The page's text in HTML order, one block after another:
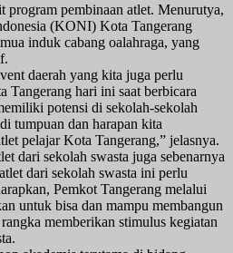
program pembinaan atlet. Menurutya,
(KONI) Kota Tangerang
induk cabang oalahraga, yang
daerah yang kita juga perlu
Tangerang hari ini saat berbicara
potensi di sekolah-sekolah
tumpuan dan harapan kita
pelajar Kota Tangerang,” jelasnya.
dari sekolah swasta juga sebenarnya
dari sekolah swasta ini perlu
Pemkot Tangerang melalui
untuk bisa dan mampu membangun
memberikan stimulus kegiatan